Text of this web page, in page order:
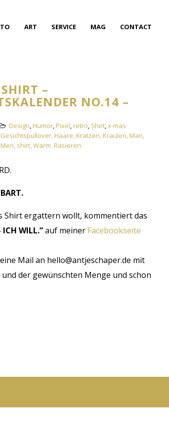
ART SERVICE MAG CONTACT
–
NO.14 –
Design,Humor,Pixel,retro, Shirt,x-mas
Gesichtspullover,Haare,Kratzen,Kraulen,Man,
Men, shirt,Warm. Rasieren
Shirt ergattern wollt, kommentiert das
ICH WILL.”auf meiner Facebookseite
Mail an hello@antjeschaper.de mit
der gewünschten Menge und schon